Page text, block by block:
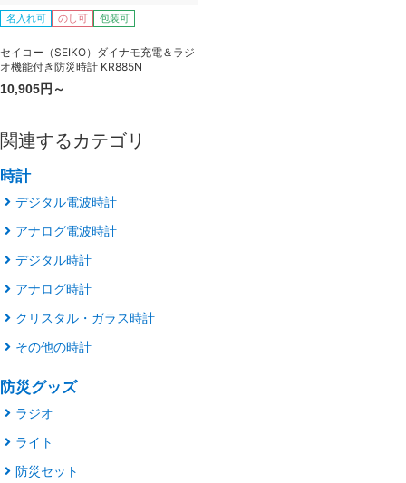
名入れ可 のし可 包装可
セイコー（SEIKO）ダイナモ充電＆ラジ
オ機能付き防災時計 KR885N
10,905円～
関連するカテゴリ
時計
デジタル電波時計
アナログ電波時計
デジタル時計
アナログ時計
クリスタル・ガラス時計
その他の時計
防災グッズ
ラジオ
ライト
防災セット